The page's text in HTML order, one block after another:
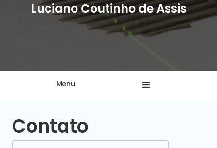
Luciano Coutinho de Assis
Menu
Contato